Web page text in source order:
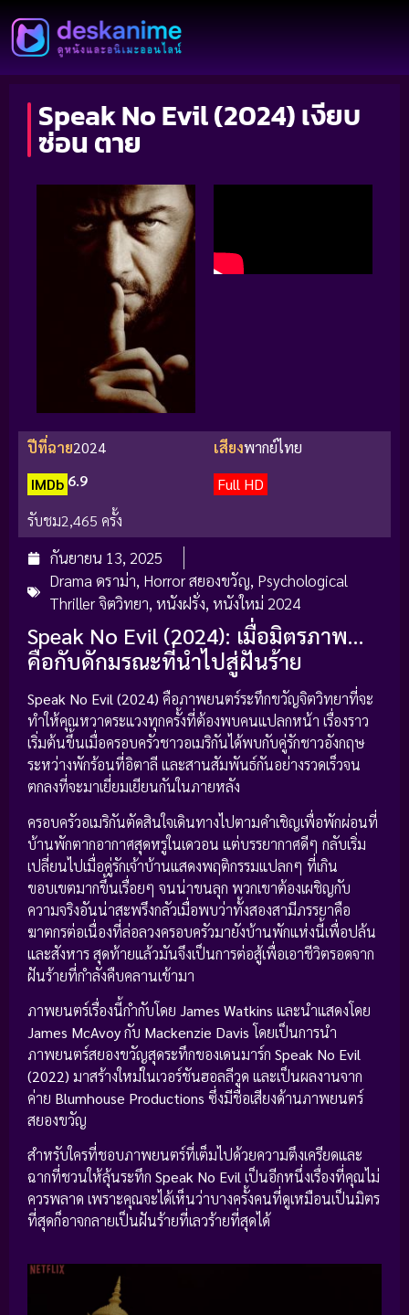
Speak No Evil (2024) เงียบ
ซ่อน ตาย
ปีที่ฉาย2024 เสียงพากย์ไทย
IMDb 6.9
Full HD
รับชม2,465 ครั้ง
กันยายน 13, 2025
Drama ดราม่า, Horror สยองขวัญ, Psychological
Thriller จิตวิทยา, หนังฝรั่ง, หนังใหม่ 2024
Speak No Evil (2024): เมื่อมิตรภาพ…
คือกับดักมรณะที่นำไปสู่ฝันร้าย
Speak No Evil (2024) คือภาพยนตร์ระทึกขวัญจิตวิทยาที่จะ
ทำให้คุณหวาดระแวงทุกครั้งที่ต้องพบคนแปลกหน้า เรื่องราว
เริ่มต้นขึ้นเมื่อครอบครัวชาวอเมริกันได้พบกับคู่รักชาวอังกฤษ
ระหว่างพักร้อนที่อิตาลี และสานสัมพันธ์กันอย่างรวดเร็วจน
ตกลงที่จะมาเยี่ยมเยียนกันในภายหลัง
ครอบครัวอเมริกันตัดสินใจเดินทางไปตามคำเชิญเพื่อพักผ่อนที่
บ้านพักตากอากาศสุดหรูในเดวอน แต่บรรยากาศดีๆ กลับเริ่ม
เปลี่ยนไปเมื่อคู่รักเจ้าบ้านแสดงพฤติกรรมแปลกๆ ที่เกิน
ขอบเขตมากขึ้นเรื่อยๆ จนน่าขนลุก พวกเขาต้องเผชิญกับ
ความจริงอันน่าสะพรึงกลัวเมื่อพบว่าทั้งสองสามีภรรยาคือ
ฆาตกรต่อเนื่องที่ล่อลวงครอบครัวมายังบ้านพักแห่งนี้เพื่อปล้น
และสังหาร สุดท้ายแล้วมันจึงเป็นการต่อสู้เพื่อเอาชีวิตรอดจาก
ฝันร้ายที่กำลังคืบคลานเข้ามา
ภาพยนตร์เรื่องนี้กำกับโดย James Watkins และนำแสดงโดย
James McAvoyกับ Mackenzie Davis โดยเป็นการนำ
ภาพยนตร์สยองขวัญสุดระทึกของเดนมาร์ก Speak No Evil
(2022) มาสร้างใหม่ในเวอร์ชันฮอลลีวูด และเป็นผลงานจาก
ค่าย Blumhouse Productions ซึ่งมีชื่อเสียงด้านภาพยนตร์
สยองขวัญ
สำหรับใครที่ชอบภาพยนตร์ที่เต็มไปด้วยความตึงเครียดและ
ฉากที่ชวนให้ลุ้นระทึก Speak No Evilเป็นอีกหนึ่งเรื่องที่คุณไม่
ควรพลาด เพราะคุณจะได้เห็นว่าบางครั้งคนที่ดูเหมือนเป็นมิตร
ที่สุดก็อาจกลายเป็นฝันร้ายที่เลวร้ายที่สุดได้